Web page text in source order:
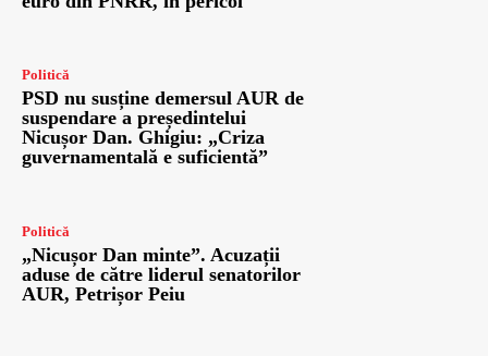
Politică
PSD nu susține demersul AUR de
suspendare a președintelui
Nicușor Dan. Ghigiu: „Criza
guvernamentală e suficientă”
Politică
„Nicușor Dan minte”. Acuzații
aduse de către liderul senatorilor
AUR, Petrișor Peiu